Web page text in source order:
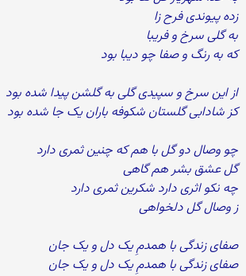
زده پیوندی فرح زا
به گلی سرخ و فریبا
که به رنگ و صفا چو دیبا بود
از این سرخ و سپیدی گلی به گلشن پیدا شده بود
کز شادابی گلستان شکوفه باران یک جا شده بود
چو وصال دو گل با هم که چنین ثمری دارد
گل عشق بشر هم گاهی
چه نکو اثری دارد شکرین ثمری دارد
ز وصال گل دلخواهی
صفای زندگی با همدمِ یک دل و یک جان
صفای زندگی با همدمِ یک دل و یک جان